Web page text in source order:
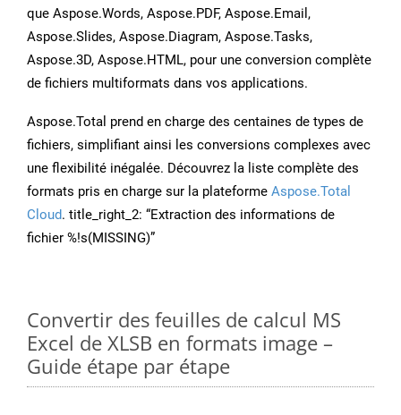
que Aspose.Words, Aspose.PDF, Aspose.Email,
Aspose.Slides, Aspose.Diagram, Aspose.Tasks,
Aspose.3D, Aspose.HTML, pour une conversion complète
de fichiers multiformats dans vos applications.
Aspose.Total prend en charge des centaines de types de
fichiers, simplifiant ainsi les conversions complexes avec
une flexibilité inégalée. Découvrez la liste complète des
formats pris en charge sur la plateforme Aspose.Total
Cloud. title_right_2: “Extraction des informations de
fichier %!s(MISSING)”
Convertir des feuilles de calcul MS
Excel de XLSB en formats image –
Guide étape par étape